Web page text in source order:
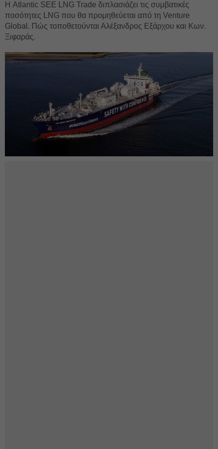
Η Atlantic SEE LNG Trade διπλασιάζει τις συμβατικές
ποσότητες LNG που θα προμηθεύεται από τη Venture
Global. Πώς τοποθετούνται Αλέξανδρος Εξάρχου και Κων.
Ξιφαράς.